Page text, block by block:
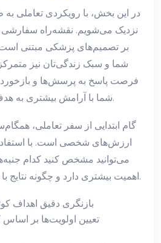
در این بخش، با رویکردی تعاملی به
نزدیک می‌شویم. نقشه‌راه سفارشی با
بر تصمیم‌های پزشکی مبتنی
شما و سبک زندگی‌تان نیز
فرصت پاسخ به پرسش‌ها و
شما با آرامش بیشتری به هدف‌های زیبایی دست یابید.
گام ابتدایی از سفر تعاملی،
ارزش‌های شخصی است. با استفاده
می‌توانید مشخص کنید کدام
اهمیت بیشتری دارد و چگونه نتایج با هویت شما همسو باشند.
بازنگری دقیق اهداف
تعیین اولویت‌ها بر